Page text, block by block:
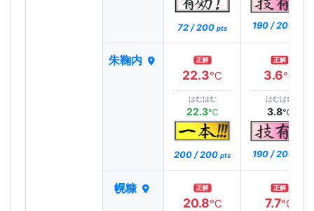
72 / 200 pts 190 / 200
朱鞠内 正解
22.3℃
はむはむ
22.3℃
200 / 200 pts
正解
3.6℃
はむはむ
3.8℃
190 / 200
幌糠 正解
20.8℃
正解
7.7℃